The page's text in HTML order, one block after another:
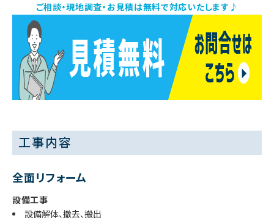
ご相談・現地調査・お見積は無料で対応いたします♪
工事内容
全面リフォーム
設備工事
設備解体、撤去、搬出